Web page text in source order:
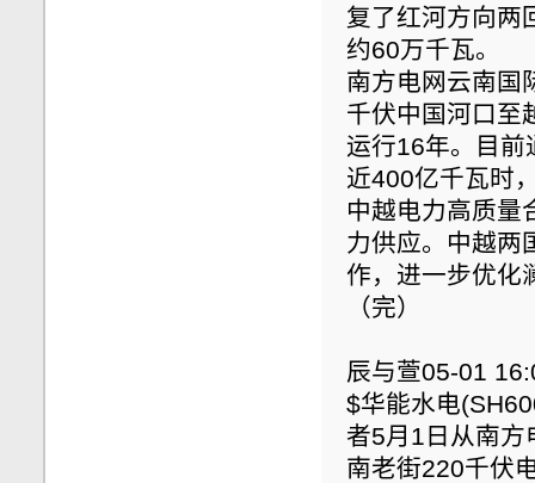
复了红河方向两
约60万千瓦。
南方电网云南国
千伏中国河口至
运行16年。目前
近400亿千瓦时
中越电力高质量
力供应。中越两
作，进一步优化
（完）
辰与萱05-01
$华能水电
者5月1日从南方
南老街220千伏